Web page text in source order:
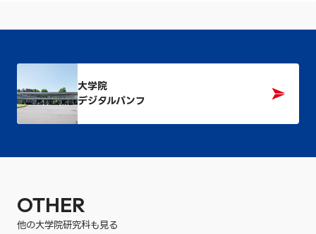
大学院
デジタルパンフ
OTHER
他の大学院研究科も見る